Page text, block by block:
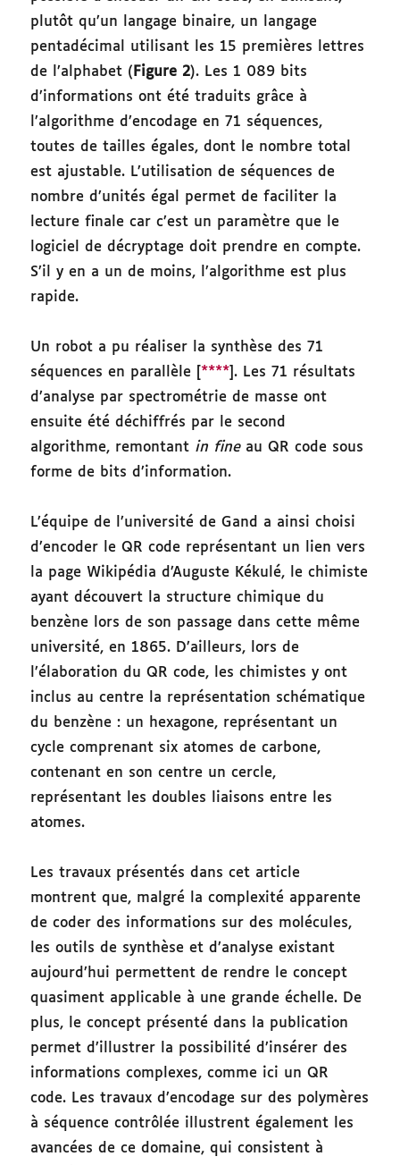
plutôt qu’un langage binaire, un langage
pentadécimal utilisant les 15 premières lettres
de l’alphabet ( Figure 2). Les 1 089 bits
d’informations ont été traduits grâce à
l’algorithme d’encodage en 71 séquences,
toutes de tailles égales, dont le nombre total
est ajustable. L’utilisation de séquences de
nombre d’unités égal permet de faciliter la
lecture finale car c’est un paramètre que le
logiciel de décryptage doit prendre en compte.
S’il y en a un de moins, l’algorithme est plus
rapide.
Un robot a pu réaliser la synthèse des 71
séquences en parallèle [ **** ]. Les 71 résultats
d’analyse par spectrométrie de masse ont
ensuite été déchiffrés par le second
algorithme, remontant in fineau QR code sous
forme de bits d’information.
L’équipe de l’université de Gand a ainsi choisi
d’encoder le QR code représentant un lien vers
la page Wikipédia d’Auguste Kékulé, le chimiste
ayant découvert la structure chimique du
benzène lors de son passage dans cette même
université, en 1865. D’ailleurs, lors de
l’élaboration du QR code, les chimistes y ont
inclus au centre la représentation schématique
du benzène : un hexagone, représentant un
cycle comprenant six atomes de carbone,
contenant en son centre un cercle,
représentant les doubles liaisons entre les
atomes.
Les travaux présentés dans cet article
montrent que, malgré la complexité apparente
de coder des informations sur des molécules,
les outils de synthèse et d’analyse existant
aujourd’hui permettent de rendre le concept
quasiment applicable à une grande échelle. De
plus, le concept présenté dans la publication
permet d’illustrer la possibilité d’insérer des
informations complexes, comme ici un QR
code. Les travaux d’encodage sur des polymères
à séquence contrôlée illustrent également les
avancées de ce domaine, qui consistent à